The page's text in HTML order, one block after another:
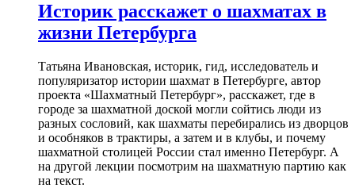
Историк расскажет о шахматах в
жизни Петербурга
Татьяна Ивановская, историк, гид, исследователь и
популяризатор истории шахмат в Петербурге, автор
проекта «Шахматный Петербург», расскажет, где в
городе за шахматной доской могли сойтись люди из
разных сословий, как шахматы перебирались из дворцов
и особняков в трактиры, а затем и в клубы, и почему
шахматной столицей России стал именно Петербург. А
на другой лекции посмотрим на шахматную партию как
на текст.